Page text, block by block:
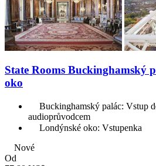
State Rooms Buckinghamský
oko
Buckinghamský palác: Vstup
audioprůvodcem
Londýnské oko: Vstupenka
Nové
Od